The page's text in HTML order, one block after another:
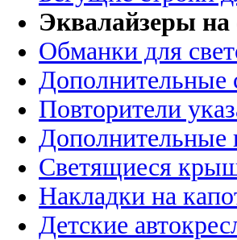
Эквалайзеры на
Обманки для
Дополнительные
Повторители
Дополнительные
Светящиеся
Накладки на
Детские